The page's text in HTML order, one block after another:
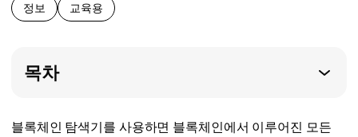
정보 교육용
목차
블록체인 탐색기를 사용하면 블록체인에서 이루어진 모든